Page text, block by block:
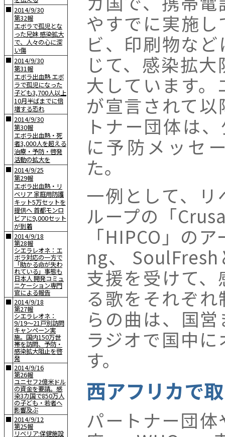
■ 2014/9/30
第32報
エボラで孤児とな
った兄妹 感染拡大
で、人々の心に深
い傷
■ 2014/9/30
第31報
エボラ出血熱 エボ
ラで孤児になった
子ども3,700人以上
10月半ばまでに倍
増する恐れ
■ 2014/9/30
第30報
エボラ出血熱・死
者3,000人を超える
治療・予防・啓発
活動の拡大を
■ 2014/9/25
第29報
エボラ出血熱・リ
ベリア 家庭用防護
キット5万セットを
提供へ 首都モンロ
ビアに9,000セット
が到着
■ 2014/9/18
第28報
シエラレオネ：エ
ボラ対応の一方で
「助かる命が失わ
れている」事態も
日本人 開発コミュ
ニケーション専門
官による報告
■ 2014/9/18
第27報
シエラレオネ：
9/19〜21戸別訪問
キャンペーン実
施。国内150万世
帯を訪問、予防・
感染拡大阻止を啓
発
■ 2014/9/16
第26報
ユニセフ2億米ドル
の資金を要請。感
染3カ国で850万人
の子ども・若者へ
影響及ぶ
■ 2014/9/12
第25報
リベリア:保健施設
やすでに実施
ビ、印刷物な
じて、感染拡
大しています
が宣言されて
トナー団体は
に予防メッセ
た。
一例として、
ループの「
「HIPCO」の
ng、 SoulFresh
支援を受けて
る歌をそれぞ
らの曲は、国
ラジオで国中
す。
西アフリカで
パートナー団体